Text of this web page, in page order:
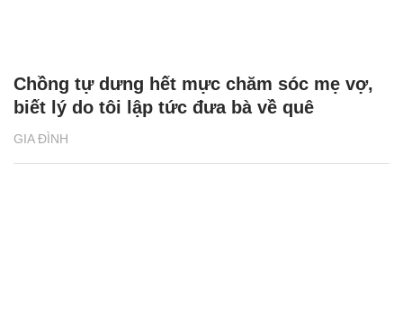
GIA ĐÌNH
Chồng tự dưng hết mực chăm sóc mẹ vợ,
biết lý do tôi lập tức đưa bà về quê